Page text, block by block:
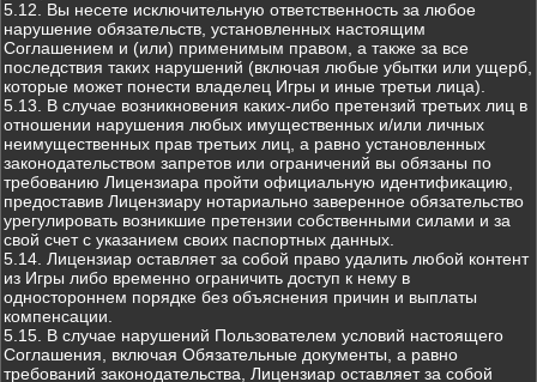
5.12. Вы несете исключительную ответственность за любое
нарушение обязательств, установленных настоящим
Соглашением и (или) применимым правом, а также за все
последствия таких нарушений (включая любые убытки или ущерб,
которые может понести владелец Игры и иные третьи лица).
5.13. В случае возникновения каких-либо претензий третьих лиц в
отношении нарушения любых имущественных и/или личных
неимущественных прав третьих лиц, а равно установленных
законодательством запретов или ограничений вы обязаны по
требованию Лицензиара пройти официальную идентификацию,
предоставив Лицензиару нотариально заверенное обязательство
урегулировать возникшие претензии собственными силами и за
свой счет с указанием своих паспортных данных.
5.14. Лицензиар оставляет за собой право удалить любой контент
из Игры либо временно ограничить доступ к нему в
одностороннем порядке без объяснения причин и выплаты
компенсации.
5.15. В случае нарушений Пользователем условий настоящего
Соглашения, включая Обязательные документы, а равно
требований законодательства, Лицензиар оставляет за собой